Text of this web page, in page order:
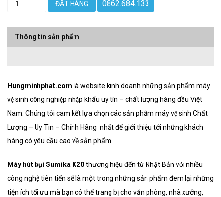
ĐẶT HÀNG 0862.684.133
Thông tin sản phẩm
Hungminhphat.com là website kinh doanh những sản phẩm máy
vệ sinh công nghiệp nhập khẩu uy tín – chất lượng hàng đầu Việt
Nam. Chúng tôi cam kết lựa chọn các sản phẩm máy vệ sinh Chất
Lượng – Uy Tin – Chính Hãng nhất để giới thiệu tới những khách
hàng có yêu cầu cao về sản phẩm.
Máy hút bụi Sumika K20thương hiệu đến từ Nhật Bản với nhiều
công nghệ tiên tiến sẽ là một trong những sản phẩm đem lại những
tiện ích tối ưu mà bạn có thể trang bị cho văn phòng, nhà xưởng,